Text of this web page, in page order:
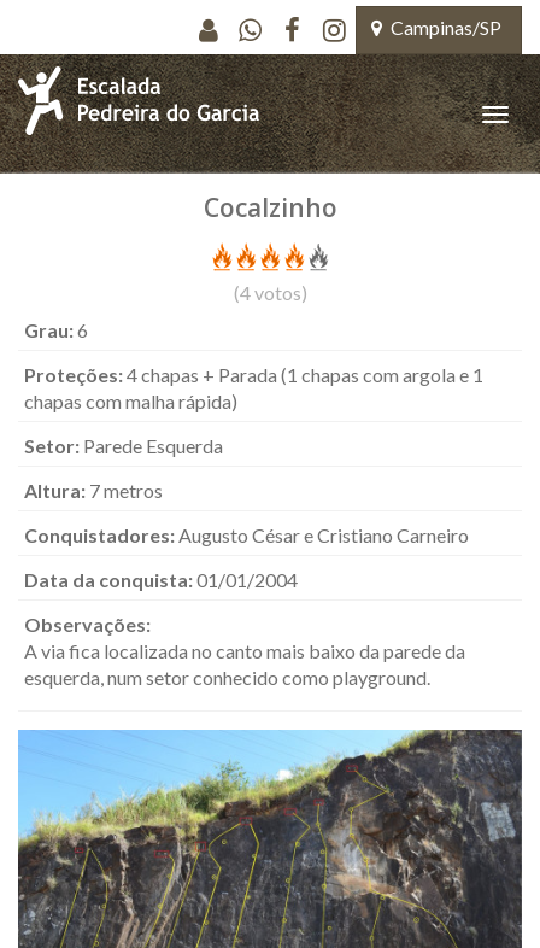
Pular para o conteúdo principal
Campinas/SP
Toggle
Cocalzinho
(4votos)
Grau:6
Proteções:4 chapas + Parada (1 chapas com argola e 1
chapas com malha rápida)
Setor: Parede Esquerda
Altura: 7 metros
Conquistadores:Augusto César e Cristiano Carneiro
Data da conquista:01/01/2004
Observações:
A via fica localizada no canto mais baixo da parede da
esquerda, num setor conhecido como playground.